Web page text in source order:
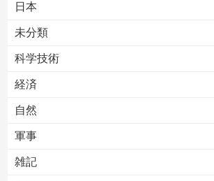
日本
未分類
科学技術
経済
自然
軍事
雑記